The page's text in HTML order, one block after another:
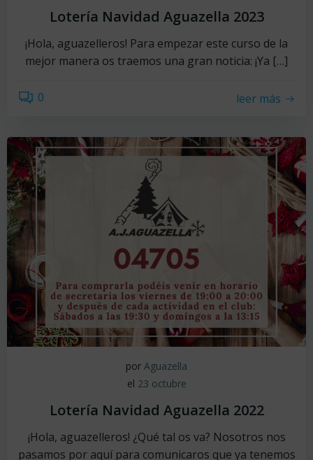
Lotería Navidad Aguazella 2023
¡Hola, aguazelleros! Para empezar este curso de la
mejor manera os traemos una gran noticia: ¡Ya […]
0 leer más
por Aguazella
el 23 octubre
Lotería Navidad Aguazella 2022
¡Hola, aguazelleros! ¿Qué tal os va? Nosotros nos
pasamos por aquí para comunicaros que ya tenemos